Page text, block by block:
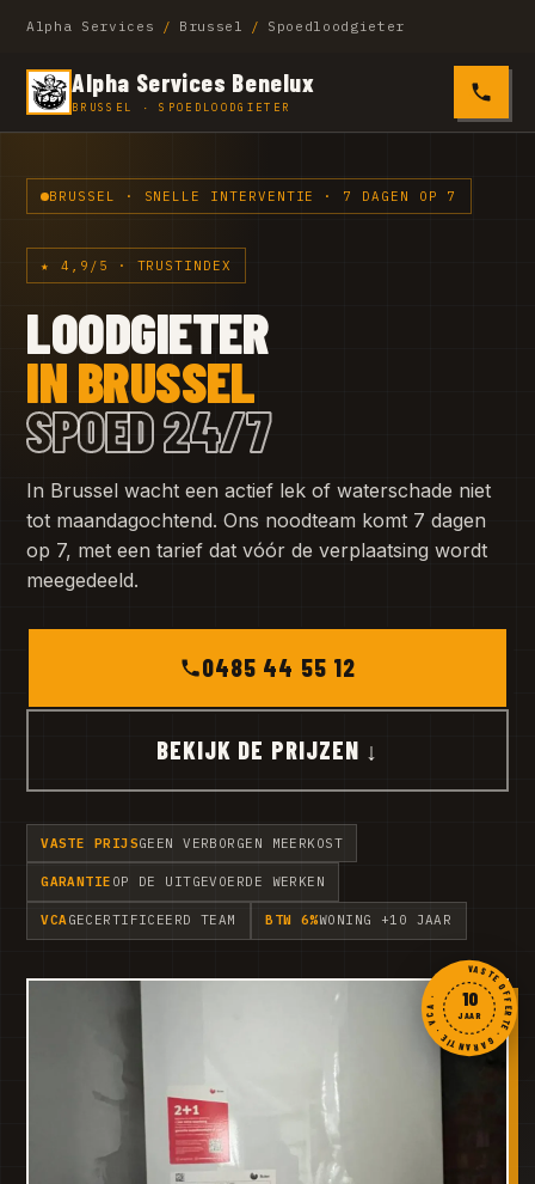
Alpha Services / Brussel / Spoedloodgieter
Alpha Services Benelux
BRUSSEL · SPOEDLOODGIETER 0485
BRUSSEL · SNELLE INTERVENTIE · 7 DAGEN OP 7
★ 4,9/5 · TRUSTINDEX
LOODGIETER
IN BRUSSEL
SPOED 24/7
In Brussel wacht een actief lek of waterschade niet
tot maandagochtend. Ons noodteam komt 7 dagen
op 7, met een tarief dat vóór de verplaatsing wordt
meegedeeld.
0485 44 55 12
BEKIJK DE PRIJZEN ↓
VASTE PRIJSGEEN VERBORGEN MEERKOST
GARANTIE OP DE UITGEVOERDE WERKEN
VCAGECERTIFICEERD TEAM BTW 6%WONING +10 JAAR
VASTE OFFERTE · GARANTIE · VCA ·
10
JAAR